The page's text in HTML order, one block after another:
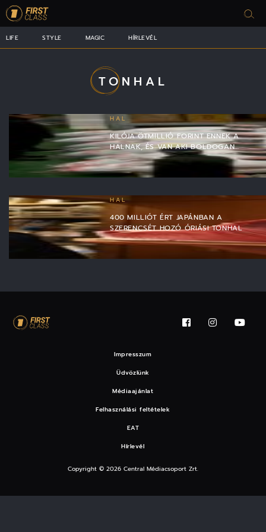
LIFE STYLE MAGIC HÍRLEVÉL
TONHAL
HAL
KILÓJA ÖTMILLIÓ FORINT ENNEK A
HALNAK, ÉS VAN AKI BOLDOGAN…
HAL
400 MILLIÓT ÉRT JAPÁNBAN A
SZERENCSÉT HOZÓ ÓRIÁSI TONHAL
Impresszum
Üdvözlünk
Médiaajánlat
Felhasználási feltételek
EAT
Hírlevél
Copyright © 2026 Central Médiacsoport Zrt.